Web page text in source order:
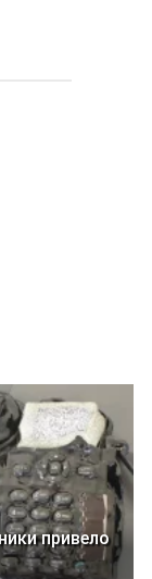
привело